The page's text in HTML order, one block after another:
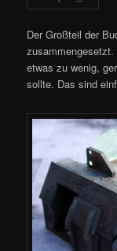
Der Großteil der
etwas zu wenig,
sollte. Das sind